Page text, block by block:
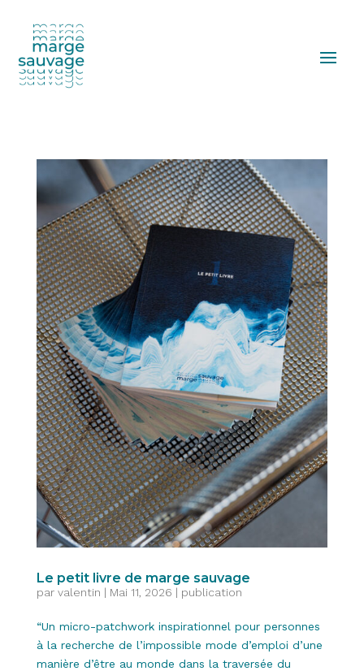
Le petit livre de marge sauvage
par valentin | Mai 11, 2026 | publication
“Un micro-patchwork inspirationnel pour personnes
à la recherche de l’impossible mode d’emploi d’une
manière d’être au monde dans la traversée du